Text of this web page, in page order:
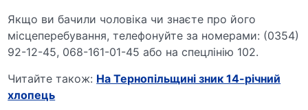
Якщо ви бачили чоловіка чи знаєте про його
місцеперебування, телефонуйте за номерами: (0354)
92-12-45, 068-161-01-45 або на спецлінію 102.
Читайте також: На Тернопільщині зник 14-річний
хлопець